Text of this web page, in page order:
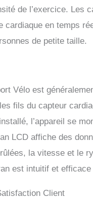
de l’exercice. Les
cardiaque en temps
de petite taille.
Vélo est
fils du capteur
l’appareil se
LCD affiche des
la vitesse et le
est intuitif et
Client